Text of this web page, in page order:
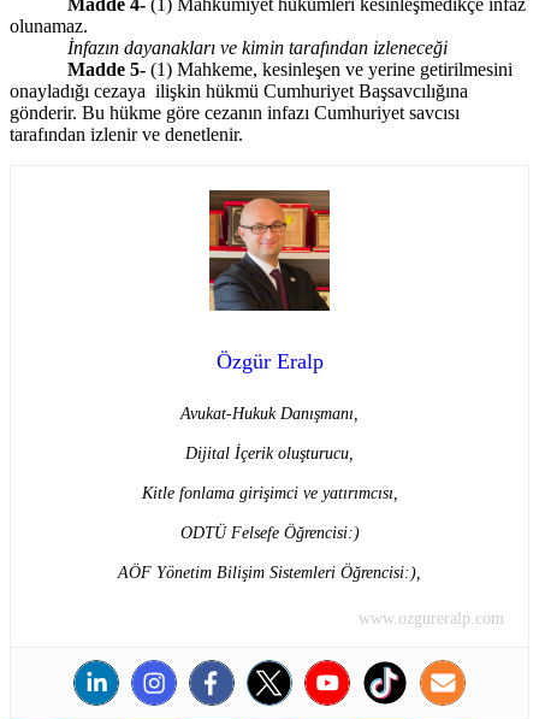
olunamaz.
İnfazın dayanakları ve kimin tarafından izleneceği
Madde 5- (1) Mahkeme, kesinleşen ve yerine getirilmesini
onayladığı cezaya ilişkin hükmü Cumhuriyet Başsavcılığına
gönderir. Bu hükme göre cezanın infazı Cumhuriyet savcısı
tarafından izlenir ve denetlenir.
Özgür Eralp
Avukat-Hukuk Danışmanı,
Dijital İçerik oluşturucu,
Kitle fonlama girişimci ve yatırımcısı,
ODTÜ Felsefe Öğrencisi:)
AÖF Yönetim Bilişim Sistemleri Öğrencisi:),
www.ozgureralp.com